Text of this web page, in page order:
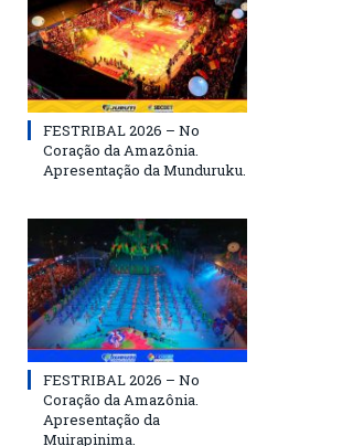
FESTRIBAL 2026 – No
Coração da Amazônia.
Apresentação da Munduruku.
FESTRIBAL 2026 – No
Coração da Amazônia.
Apresentação da
Muirapinima.